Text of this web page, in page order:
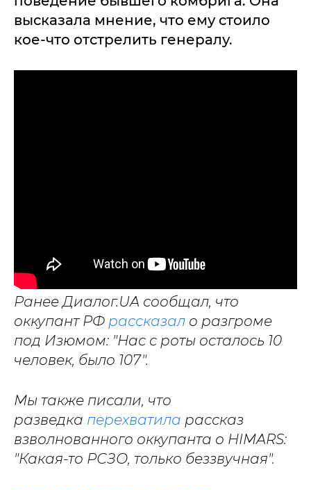
высказала мнение, что ему стоило
кое-что отстрелить генералу.
Ранее Диалог.UA сообщал, что
оккупант РФ рассказал о разгроме
под Изюмом: "Нас с роты осталось 10
человек, было 107".
Мы также писали, что
разведка перехватила рассказ
взволнованного оккупанта о HIMARS:
"Какая-то РСЗО, только беззвучная".